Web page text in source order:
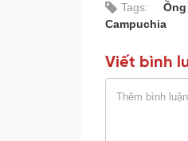
Tags:
Campuchia
Viết bình